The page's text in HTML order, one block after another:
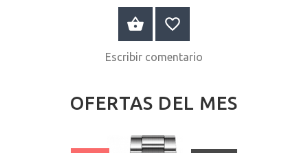
A LA CESTA
Escribir comentario
OFERTAS DEL MES